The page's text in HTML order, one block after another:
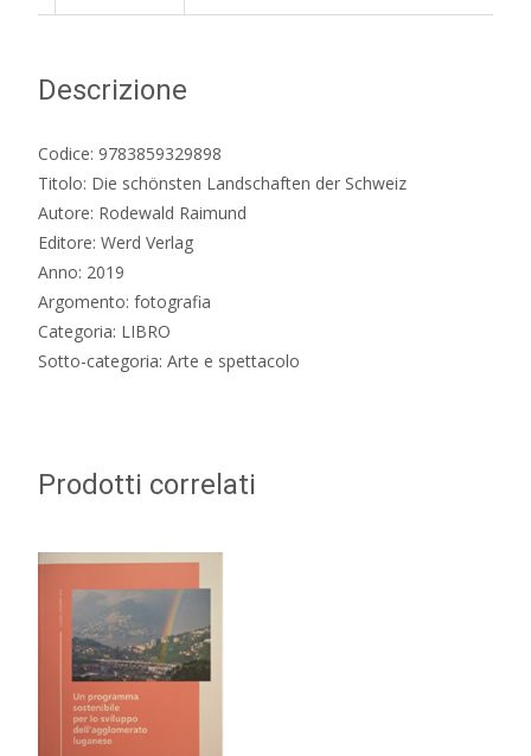
Descrizione
Codice: 9783859329898
Titolo: Die schönsten Landschaften der Schweiz
Autore: Rodewald Raimund
Editore: Werd Verlag
Anno: 2019
Argomento: fotografia
Categoria: LIBRO
Sotto-categoria: Arte e spettacolo
Prodotti correlati